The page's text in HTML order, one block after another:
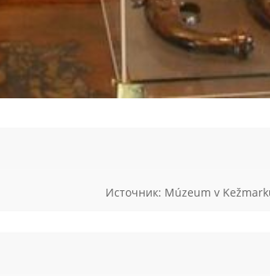
Источник: Múzeum v